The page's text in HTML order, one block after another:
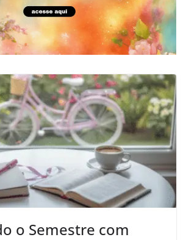
o Semestre com